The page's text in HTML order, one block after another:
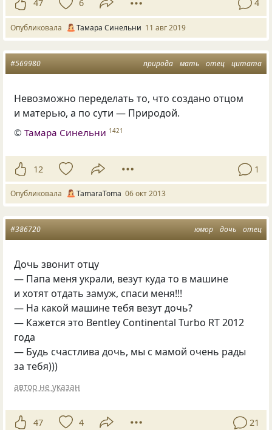
47 6 4
Опубликовала Тамара Синельни 11 авг 2019
природа мать отец цитата
#569980
Невозможно переделать то, что создано отцом
и матерью, а по сути — Природой.
©Тамара Синельни 1421
12 1
Опубликовала TamaraToma 06 окт 2013
юмор дочь отец
#386720
Дочь звонит отцу
— Папа меня украли, везут куда то в машине
и хотят отдать замуж, спаси меня!!!
— На какой машине тебя везут дочь?
— Кажется это Bentley Continental Turbo RT 2012
года
— Будь счастлива дочь, мы с мамой очень рады
за тебя)))
автор не указан
47 4 21